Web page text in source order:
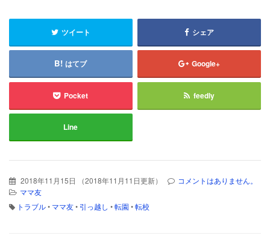
ツイート シェア
はてブ Google+
Pocket feedly
Line
2018年11月15日 （2018年11月11日更新）
コメントはありません。
ママ友
トラブル• ママ友• 引っ越し •転園 •転校